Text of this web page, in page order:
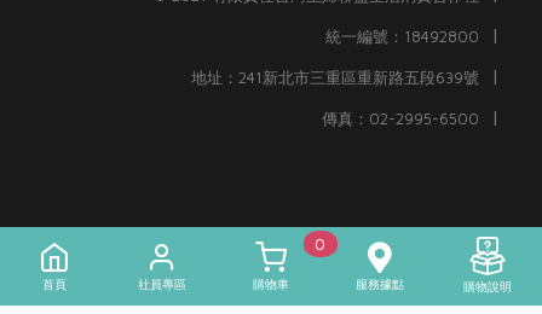
統一編號：18492800 |
地址：241新北市三重區重新路五段639號 |
傳真：02-2995-6500 |
首頁 社員專區
0
購物車 服務據點 購物說明